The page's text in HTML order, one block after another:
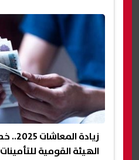
زيادة
الهيئة القومية للتأمينات